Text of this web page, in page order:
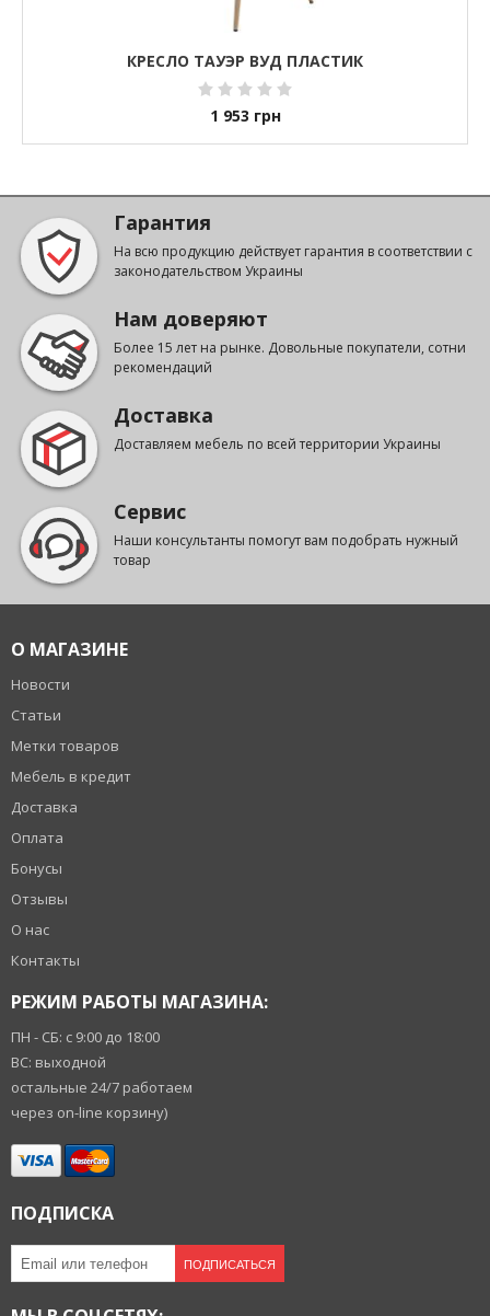
КРЕСЛО ТАУЭР ВУД ПЛАСТИК
1 953 грн
Гарантия
На всю продукцию действует гарантия в соответствии с
законодательством Украины
Нам доверяют
Более 15 лет на рынке. Довольные покупатели, сотни
рекомендаций
Доставка
Доставляем мебель по всей территории Украины
Сервис
Наши консультанты помогут вам подобрать нужный
товар
О МАГАЗИНЕ
Новости
Статьи
Метки товаров
Мебель в кредит
Доставка
Оплата
Бонусы
Отзывы
О нас
Контакты
РЕЖИМ РАБОТЫ МАГАЗИНА:
ПН - СБ: с 9:00 до 18:00
ВС: выходной
остальные 24/7 работаем
через on-line корзину)
ПОДПИСКА
ПОДПИСАТЬСЯ